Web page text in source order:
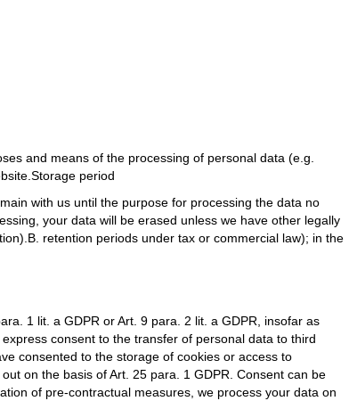
and means of the processing of personal data (e.g.
period
with us until the purpose for processing the data no
your data will be erased unless we have other legally
retention periods under tax or commercial law); in the
1 lit. a GDPR or Art. 9 para. 2 lit. a GDPR, insofar as
consent to the transfer of personal data to third
consented to the storage of cookies or access to
on the basis of Art. 25 para. 1 GDPR. Consent can be
of pre-contractual measures, we process your data on